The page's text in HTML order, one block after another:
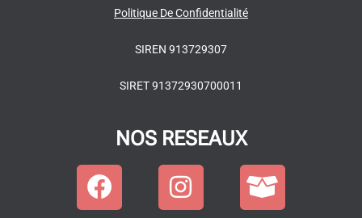
Politique De Confidentialité
SIREN 913729307
SIRET 91372930700011
NOS RESEAUX